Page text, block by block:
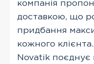
компанія
доставкою, що
придбання
кожного
Novatik поєднує